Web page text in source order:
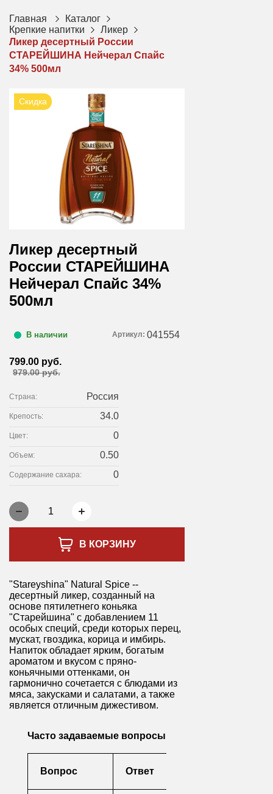
Главная
Каталог
Крепкие напитки
Ликер
Ликер десертный России
СТАРЕЙШИНА Нейчерал Спайс
34% 500мл
Скидка
Ликер десертный
России СТАРЕЙШИНА
Нейчерал Спайс 34%
500мл
В наличии Артикул: 041554
799.00 руб.
979.00 руб.
Страна: Россия
Крепость: 34.0
Цвет: 0
Объем: 0.50
Содержание сахара: 0
1
В КОРЗИНУ
"Stareyshina" Natural Spice --
десертный ликер, созданный на
основе пятилетнего коньяка
"Старейшина" с добавлением 11
особых специй, среди которых перец,
мускат, гвоздика, корица и имбирь.
Напиток обладает ярким, богатым
ароматом и вкусом с пряно-
коньячными оттенками, он
гармонично сочетается с блюдами из
мяса, закусками и салатами, а также
является отличным дижестивом.
Часто задаваемые вопросы
Вопрос Ответ